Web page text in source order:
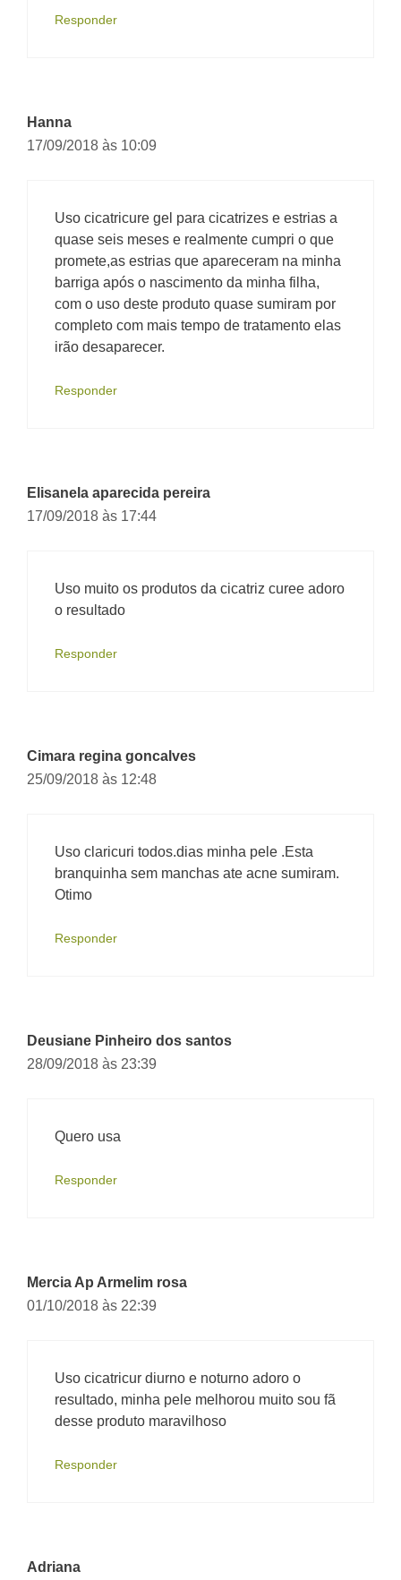
Responder
Hanna
17/09/2018 às 10:09
Uso cicatricure gel para cicatrizes e estrias a
quase seis meses e realmente cumpri o que
promete,as estrias que apareceram na minha
barriga após o nascimento da minha filha,
com o uso deste produto quase sumiram por
completo com mais tempo de tratamento elas
irão desaparecer.
Responder
Elisanela aparecida pereira
17/09/2018 às 17:44
Uso muito os produtos da cicatriz curee adoro
o resultado
Responder
Cimara regina goncalves
25/09/2018 às 12:48
Uso claricuri todos.dias minha pele .Esta
branquinha sem manchas ate acne sumiram.
Otimo
Responder
Deusiane Pinheiro dos santos
28/09/2018 às 23:39
Quero usa
Responder
Mercia Ap Armelim rosa
01/10/2018 às 22:39
Uso cicatricur diurno e noturno adoro o
resultado, minha pele melhorou muito sou fã
desse produto maravilhoso
Responder
Adriana